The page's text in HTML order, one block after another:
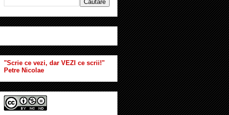
"Scrie ce vezi, dar VEZI ce scrii!"
Petre Nicolae